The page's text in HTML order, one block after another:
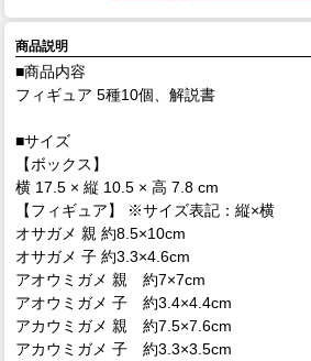
商品説明
■商品内容
フィギュア 5種10個、解説書
■サイズ
【ボックス】
横 17.5 × 縦 10.5 × 高 7.8 cm
【フィギュア】 ※サイズ表記：縦×横
オサガメ 親 約8.5×10cm
オサガメ 子 約3.3×4.6cm
アオウミガメ 親 約7×7cm
アオウミガメ 子 約3.4×4.4cm
アカウミガメ 親 約7.5×7.6cm
アカウミガメ 子 約3.3×3.5cm